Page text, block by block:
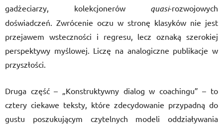
gadżeciarzy, kolekcjonerów quasi-rozwojowych
doświadczeń. Zwrócenie oczu w stronę klasyków nie jest
przejawem wsteczności i regresu, lecz oznaką szerokiej
perspektywy myślowej. Liczę na analogiczne publikacje w
przyszłości.
Druga część – „Konstruktywny dialog w coachingu” – to
cztery ciekawe teksty, które zdecydowanie przypadną do
gustu poszukującym czytelnych modeli oddziaływania